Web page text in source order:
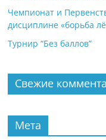
Чемпионат и
дисциплине «борьба
Турнир “Без баллов”
Свежие
Мета